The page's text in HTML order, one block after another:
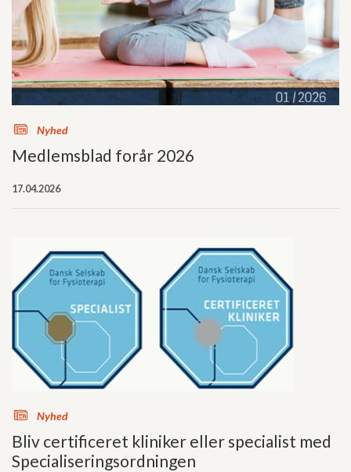
s Nyhed
Medlemsblad forår 2026
17.04.2026
s Nyhed
Bliv certificeret kliniker eller specialist med
Specialiseringsordningen